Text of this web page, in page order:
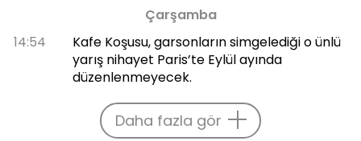
Çarşamba
14:54
Kafe Koşusu, garsonların simgelediği o ünlü
yarış nihayet Paris’te Eylül ayında
düzenlenmeyecek.
Daha fazla gör